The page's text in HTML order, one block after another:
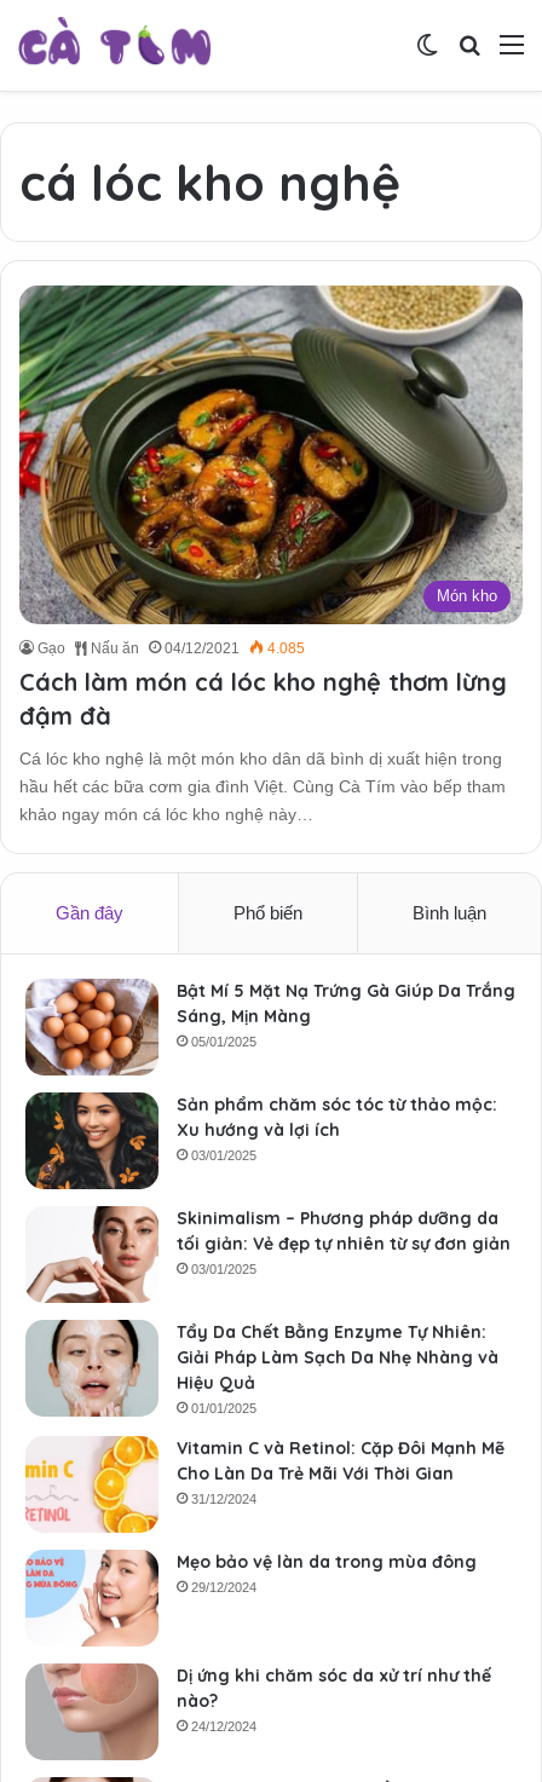
Tìm
Switch skin
cá lóc kho nghệ
Món kho
Gạo Nấu ăn 04/12/2021 4.085
Cách làm món cá lóc kho nghệ thơm lừng
đậm đà
Cá lóc kho nghệ là một món kho dân dã bình dị xuất hiện trong
hầu hết các bữa cơm gia đình Việt. Cùng Cà Tím vào bếp tham
khảo ngay món cá lóc kho nghệ này…
Gần đây Phổ biến Bình luận
Bật Mí 5 Mặt Nạ Trứng Gà Giúp Da Trắng
Sáng, Mịn Màng
05/01/2025
Sản phẩm chăm sóc tóc từ thảo mộc:
Xu hướng và lợi ích
03/01/2025
Skinimalism – Phương pháp dưỡng da
tối giản: Vẻ đẹp tự nhiên từ sự đơn giản
03/01/2025
Tẩy Da Chết Bằng Enzyme Tự Nhiên:
Giải Pháp Làm Sạch Da Nhẹ Nhàng và
Hiệu Quả
01/01/2025
Vitamin C và Retinol: Cặp Đôi Mạnh Mẽ
Cho Làn Da Trẻ Mãi Với Thời Gian
31/12/2024
Mẹo bảo vệ làn da trong mùa đông
29/12/2024
Dị ứng khi chăm sóc da xử trí như thế
nào?
24/12/2024